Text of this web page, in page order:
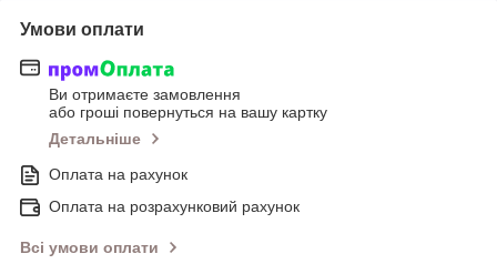
Умови оплати
Ви отримаєте замовлення
або гроші повернуться на вашу картку
Детальніше
Оплата на рахунок
Оплата на розрахунковий рахунок
Всі умови оплати